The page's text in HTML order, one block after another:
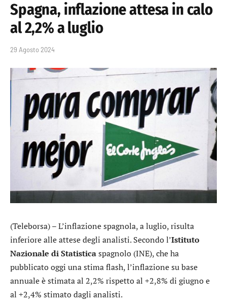
Spagna, inflazione attesa in calo
al 2,2% a luglio
29 Agosto 2024
(Teleborsa) – L’inflazione spagnola, a luglio, risulta
inferiore alle attese degli analisti. Secondo l’Istituto
Nazionale di Statisticaspagnolo (INE), che ha
pubblicato oggi una stima flash, l’inflazione su base
annuale è stimata al 2,2% rispetto al +2,8% di giugno e
al +2,4% stimato dagli analisti.